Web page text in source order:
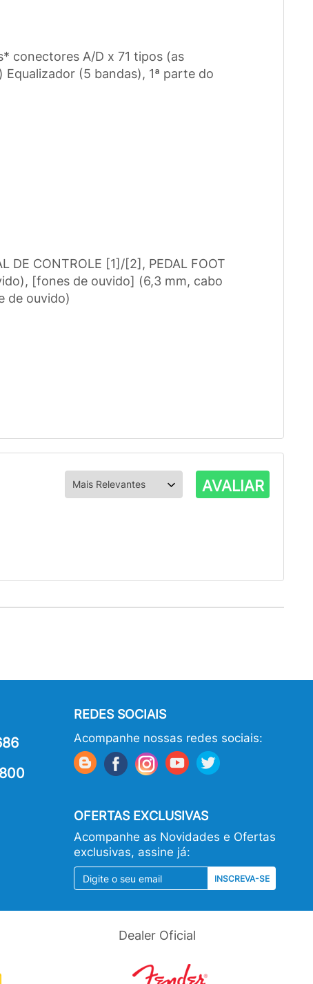
conectores A/D x 71 tipos (as
(5 bandas), 1ª parte do
DE CONTROLE [1]/[2], PEDAL FOOT
[fones de ouvido] (6,3 mm, cabo
de ouvido)
AVALIAR
REDES SOCIAIS
Acompanhe nossas redes sociais:
OFERTAS EXCLUSIVAS
Acompanhe as Novidades e Ofertas
exclusivas, assine já:
INSCREVA-SE
Dealer Oficial